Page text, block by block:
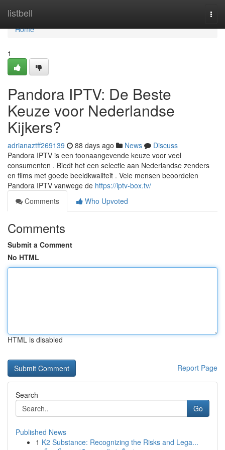
listbell
Home
Home
1
Pandora IPTV: De Beste
Keuze voor Nederlandse
Kijkers?
adrianaztff269139 88 days ago News
Discuss
Pandora IPTV is een toonaangevende keuze voor veel
consumenten . Biedt het een selectie aan Nederlandse zenders
en films met goede beeldkwaliteit . Vele mensen beoordelen
Pandora IPTV vanwege de https://iptv-box.tv/
Comments
Who Upvoted
Comments
Submit a Comment
No HTML
HTML is disabled
Report Page
Search
Go
Published News
1 K2 Substance: Recognizing the Risks and Lega...